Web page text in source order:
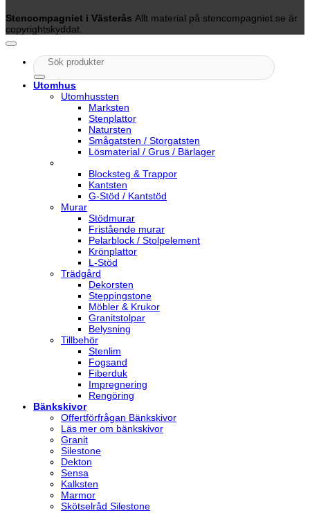
Stencompagniet i Västerås Allt material på stencompagniet.se är
copyrightskyddat.
Sök
efter:
Utomhus
Utomhussten
Marksten
Stenplattor
Natursten
Smågatsten / Storgatsten
Lösmaterial / Grus / Bärlager
Blocksteg & Trappor
Kantsten
G-Stöd / Kantstöd
Murar
Stödmurar
Fristående murar
Pelarblock / Stolpelement
Krönplattor
L-Stöd
Trädgård
Dekorsten
Steppingstone
Möbler & Krukor
Granitstolpar
Belysning
Tillbehör
Stenlim
Fogsand
Fiberduk
Impregnering
Rengöring
Bänkskivor
Offertförfrågan Bänkskivor
Läs mer om bänkskivor
Granit
Silestone
Dekton
Sensa
Kalksten
Marmor
Skötselråd Silestone